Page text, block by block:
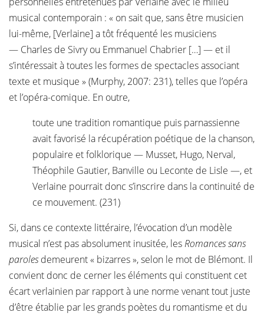
musical contemporain : « on sait que, sans être musicien
lui-même, [Verlaine] a tôt fréquenté les musiciens
— Charles de Sivry ou Emmanuel Chabrier […] — et il
s’intéressait à toutes les formes de spectacles associant
texte et musique » (Murphy, 2007: 231), telles que l’opéra
et l’opéra-comique. En outre,
toute une tradition romantique puis parnassienne
avait favorisé la récupération poétique de la chanson,
populaire et folklorique — Musset, Hugo, Nerval,
Théophile Gautier, Banville ou Leconte de Lisle —, et
Verlaine pourrait donc s’inscrire dans la continuité de
ce mouvement. (231)
Si, dans ce contexte littéraire, l’évocation d’un modèle
musical n’est pas absolument inusitée, lesRomances sans
parolesdemeurent « bizarres », selon le mot de Blémont. Il
convient donc de cerner les éléments qui constituent cet
écart verlainien par rapport à une norme venant tout juste
d’être établie par les grands poètes du romantisme et du